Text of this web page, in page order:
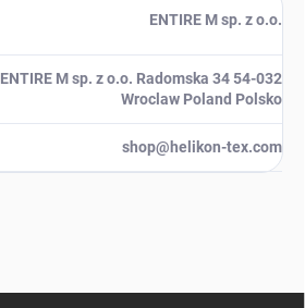
ENTIRE M sp. z o.o.
ENTIRE M sp. z o.o. Radomska 34 54-032
Wroclaw Poland Polsko
shop@helikon-tex.com